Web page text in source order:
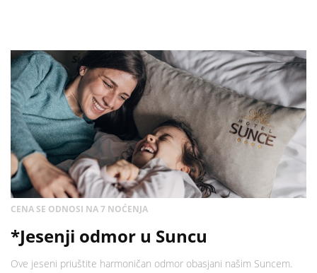
CENA SE ODNOSI NA 7 NOĆENJA
*Jesenji odmor u Suncu
Ove jeseni priuštite harmoničan odmor obasjani našim Suncem.